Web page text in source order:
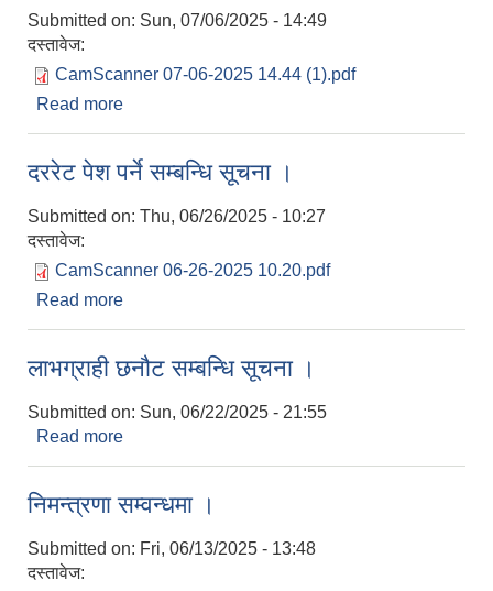
Submitted on: Sun, 07/06/2025 - 14:49
दस्तावेज:
CamScanner 07-06-2025 14.44 (1).pdf
Read more
दररेट पेश पर्ने सम्बन्धि सूचना ।
Submitted on: Thu, 06/26/2025 - 10:27
दस्तावेज:
CamScanner 06-26-2025 10.20.pdf
Read more
लाभग्राही छनौट सम्बन्धि सूचना ।
Submitted on: Sun, 06/22/2025 - 21:55
Read more
निमन्त्रणा सम्वन्धमा ।
Submitted on: Fri, 06/13/2025 - 13:48
दस्तावेज: